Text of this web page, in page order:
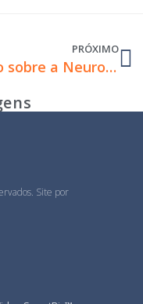
PRÓXIMO
Tudo sobre a Neuropatia Auditiva
Site por